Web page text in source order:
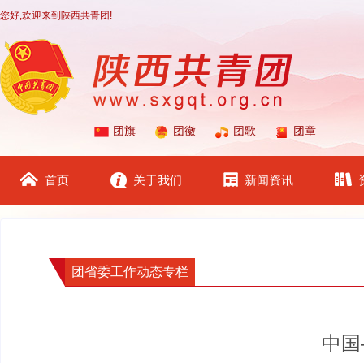
您好,欢迎来到陕西共青团!
团旗 团徽 团歌 团章
首页 关于我们 新闻资讯
团省委工作动态专栏
中